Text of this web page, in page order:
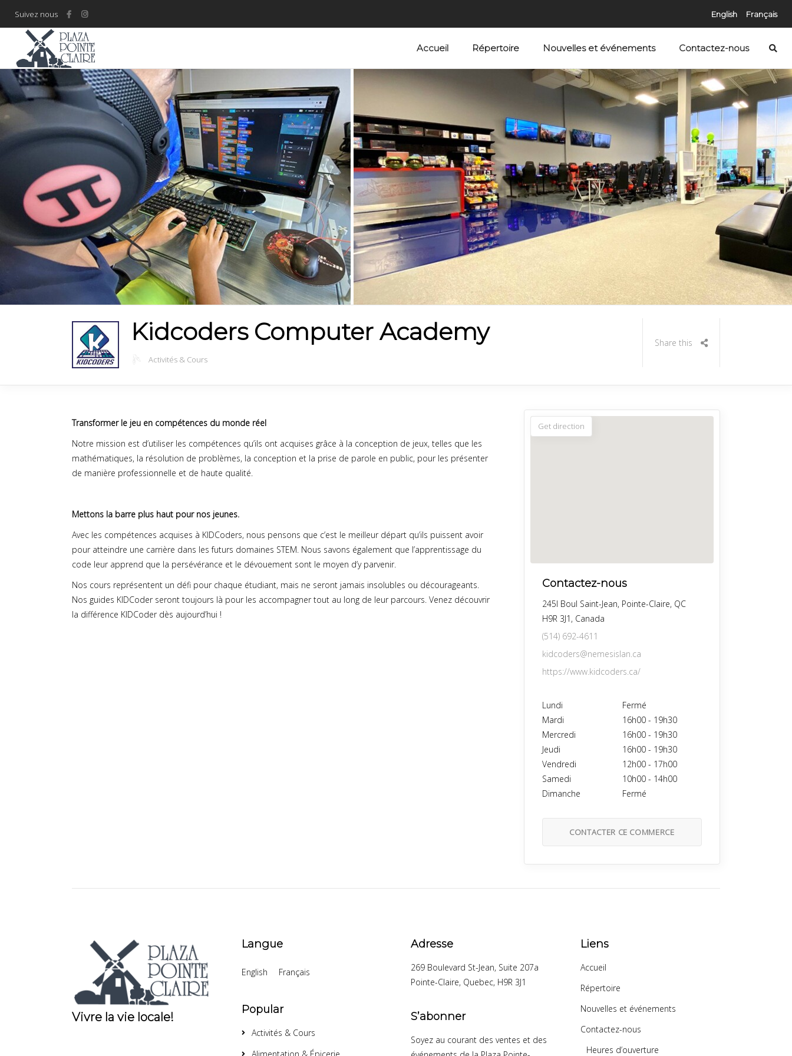
Suivez nous English Français
Accueil Répertoire Nouvelles et événements Contactez-nous
Kidcoders Computer Academy
Activités & Cours
Share this
Transformer le jeu en compétences du monde réel
Notre mission est d’utiliser les compétences qu’ils ont acquises grâce à la conception de jeux, telles que les
mathématiques, la résolution de problèmes, la conception et la prise de parole en public, pour les présenter
de manière professionnelle et de haute qualité.
Mettons la barre plus haut pour nos jeunes.
Avec les compétences acquises à KIDCoders, nous pensons que c’est le meilleur départ qu’ils puissent avoir
pour atteindre une carrière dans les futurs domaines STEM. Nous savons également que l’apprentissage du
code leur apprend que la persévérance et le dévouement sont le moyen d’y parvenir.
Nos cours représentent un défi pour chaque étudiant, mais ne seront jamais insolubles ou décourageants.
Nos guides KIDCoder seront toujours là pour les accompagner tout au long de leur parcours. Venez découvrir
la différence KIDCoder dès aujourd’hui !
Get direction
Contactez-nous
245l Boul Saint-Jean, Pointe-Claire, QC
H9R 3J1, Canada
(514) 692-4611
kidcoders@nemesislan.ca
https://www.kidcoders.ca/
Lundi
Fermé
Mardi
16h00 - 19h30
Mercredi
16h00 - 19h30
Jeudi
16h00 - 19h30
Vendredi
12h00 - 17h00
Samedi
10h00 - 14h00
Dimanche
Fermé
CONTACTER CE COMMERCE
Vivre la vie locale!
Langue
English Français
Popular
Activités & Cours
Alimentation & Épicerie
Adresse
269 Boulevard St-Jean, Suite 207a
Pointe-Claire, Quebec, H9R 3J1
S’abonner
Soyez au courant des ventes et des
Liens
Accueil
Répertoire
Nouvelles et événements
Contactez-nous
Heures d’ouverture